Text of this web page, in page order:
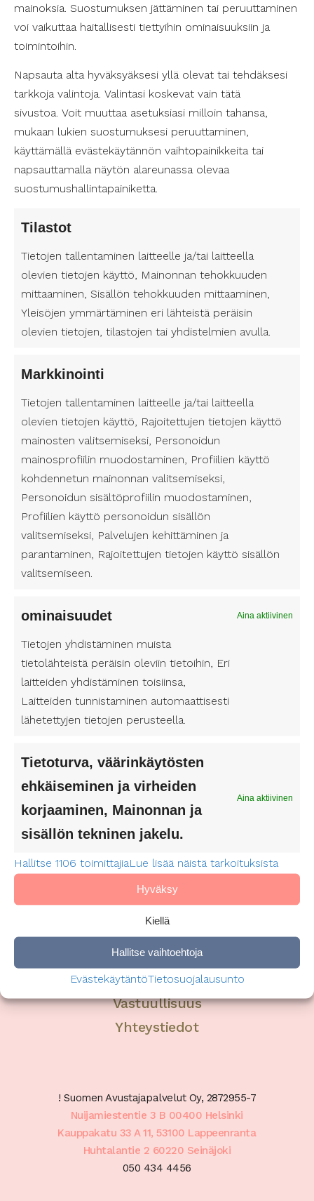
mainoksia. Suostumuksen jättäminen tai peruuttaminen
voi vaikuttaa haitallisesti tiettyihin ominaisuuksiin ja
toimintoihin.
Napsauta alta hyväksyäksesi yllä olevat tai tehdäksesi
tarkkoja valintoja. Valintasi koskevat vain tätä
sivustoa. Voit muuttaa asetuksiasi milloin tahansa,
mukaan lukien suostumuksesi peruuttaminen,
käyttämällä evästekäytännön vaihtopainikkeita tai
napsauttamalla näytön alareunassa olevaa
suostumushallintapainiketta.
Tilastot
Tietojen tallentaminen laitteelle ja/tai laitteella
olevien tietojen käyttö, Mainonnan tehokkuuden
mittaaminen, Sisällön tehokkuuden mittaaminen,
Yleisöjen ymmärtäminen eri lähteistä peräisin
olevien tietojen, tilastojen tai yhdistelmien avulla.
Markkinointi
Tietojen tallentaminen laitteelle ja/tai laitteella
olevien tietojen käyttö, Rajoitettujen tietojen käyttö
mainosten valitsemiseksi, Personoidun
mainosprofiilin muodostaminen, Profiilien käyttö
kohdennetun mainonnan valitsemiseksi,
Personoidun sisältöprofiilin muodostaminen,
Profiilien käyttö personoidun sisällön
valitsemiseksi, Palvelujen kehittäminen ja
parantaminen, Rajoitettujen tietojen käyttö sisällön
valitsemiseen.
ominaisuudet Aina aktiivinen
Tietojen yhdistäminen muista
tietolähteistä peräisin oleviin tietoihin, Eri
laitteiden yhdistäminen toisiinsa,
Laitteiden tunnistaminen automaattisesti
lähetettyjen tietojen perusteella.
Tietoturva, väärinkäytösten
ehkäiseminen ja virheiden
korjaaminen, Mainonnan ja
sisällön tekninen jakelu.
Aina aktiivinen
Hallitse 1106 toimittajiaLue lisää näistä tarkoituksista
Hyväksy
Kiellä
Hallitse vaihtoehtoja
EvästekäytäntöTietosuojalausunto
erilaisissa arjen toiminnoissa, kuten
muistamisessa, liikkumisessa ja
kommunikoinnissa. Opiskelijalle henkilökohtainen
avustaja voi olla tärkeä tuki opinnoissa
menestymisessä.
Korkeakoulujen esteettömyys
Korkeakoulujen esteettömyys on tärkeä tekijä,
jotta kaikki opiskelijat voivat osallistua opiskeluun
yhdenvertaisesti. Esteettömyyteen kuuluu muun
esteettömien tilojen tarjoaminen sekä
opiskelussa. Henkilökohtainen avustaja on yksi
tapa tukea opiskelijaa esteettömässä
opiskeluympäristössä. Oppilaitosten
esteettömyystiedot ovat usein saatavilla koulujen
verkkosivuilta.
yliopistossa tai ammattikorkeakoulussa
mahdollista ja antoisaa, kun tukipalvelut ovat
kohdallaan. Suomen Avustajapalvelut tarjoaa
henkilökohtaisia avustajapalveluita, jotka voivat
olla opiskelijalle arvokas tuki opintojen aikana.
Korkeakoulujen esteettömyyteen panostaminen
mahdollistaa kaikille opiskelijoille yhdenvertaisen
mahdollisuuden opiskeluun.
Lue lisää täältä:Henkilökohtainen avustaja
VaKen hyvinvointialue
Asiakkaaksi
Avustajaksi
Henkilöstöetuohjelma
Yhteyshenkilömme
Hyvinvointialueet
Vastuullisuus
Yhteystiedot
! Suomen Avustajapalvelut Oy, 2872955-7
Nuijamiestentie 3 B 00400 Helsinki
Kauppakatu 33 A 11, 53100 Lappeenranta
Huhtalantie 2 60220 Seinäjoki
050 434 4456